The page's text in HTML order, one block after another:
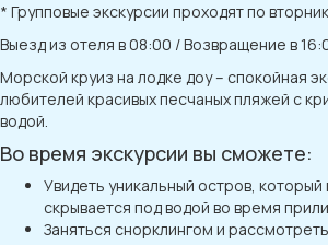
* Групповые экскурсии проходят по
Выезд из отеля в 08:00 / Возвращение в
Морской круиз на лодке доу – спокойная
любителей красивых песчаных пляжей с
водой.
Во время экскурсии вы сможете:
Увидеть уникальный остров,
скрывается под водой во время
Заняться снорклингом и